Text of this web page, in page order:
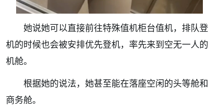
她说她可以直接前往特殊值机柜台值机，排队登
机的时候也会被安排优先登机，率先来到空无一人的
机舱。
根据她的说法，她甚至能在落座空闲的头等舱和
商务舱。